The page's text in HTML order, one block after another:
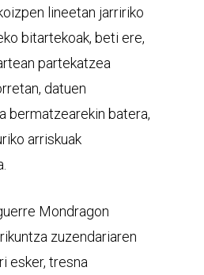
lineetan jarririko
bitartekoak, beti ere,
partekatzea
datuen
bermatzearekin batera,
arriskuak
Mondragon
zuzendariaren
ri esker, tresna